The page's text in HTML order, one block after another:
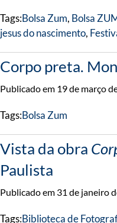
Tags:Bolsa Zum, Bolsa
jesus do nascimento,
Corpo preta.
Publicado em 19 de março
Tags:Bolsa Zum
Vista da obra
Paulista
Publicado em 31 de janeiro
Tags:Biblioteca de